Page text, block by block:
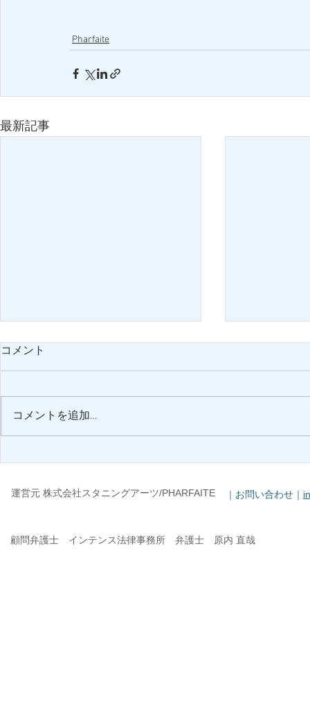
Pharfaite
最新記事
TBS「有吉
コメント
コメントを追加…
運営元 株式会社スタニングアーツ/PHARFAITE ｜お問い合わせ｜
顧問弁護士 インテンス法律事務所 弁護士 原内 直哉